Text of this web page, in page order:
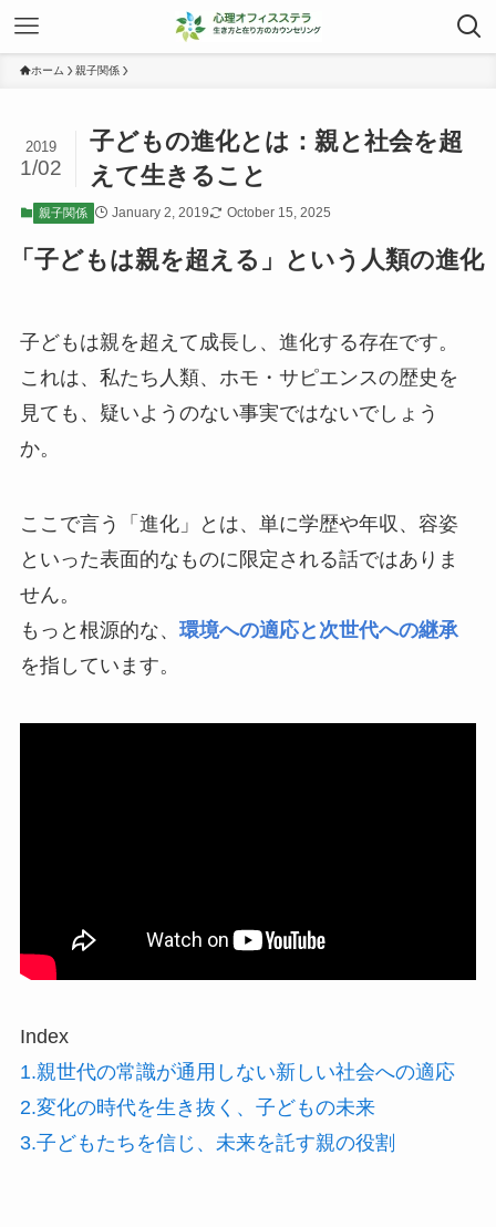
ホーム 親子関係
子どもの進化とは：親と社会を超
えて生きること
2019
1/02
親子関係 January 2, 2019 October 15, 2025
「子どもは親を超える」という人類の進化
子どもは親を超えて成長し、進化する存在です。
これは、私たち人類、ホモ・サピエンスの歴史を
見ても、疑いようのない事実ではないでしょう
か。
ここで言う「進化」とは、単に学歴や年収、容姿
といった表面的なものに限定される話ではありま
せん。
もっと根源的な、 環境への適応と次世代への継承
を指しています。
Index
1.親世代の常識が通用しない新しい社会への適応
2.変化の時代を生き抜く、子どもの未来
3.子どもたちを信じ、未来を託す親の役割